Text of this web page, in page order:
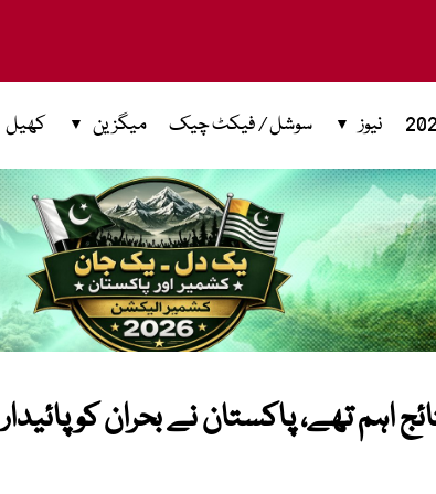
نیوز سوشل / فیکٹ چیک میگزین کھیل
اہم تھے، پاکستان نے بحران کو پائیدار